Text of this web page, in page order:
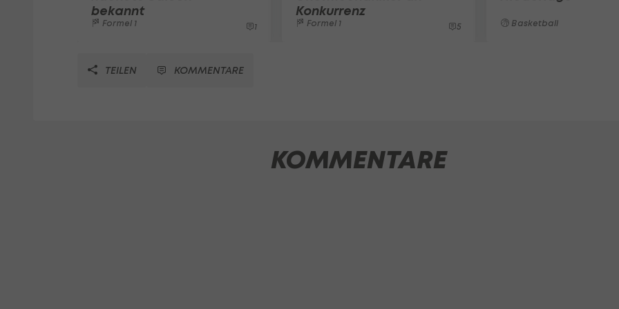
bekannt
Formel 1 1
Konkurrenz
Formel 1 5 Basketball
TEILEN KOMMENTARE
KOMMENTARE